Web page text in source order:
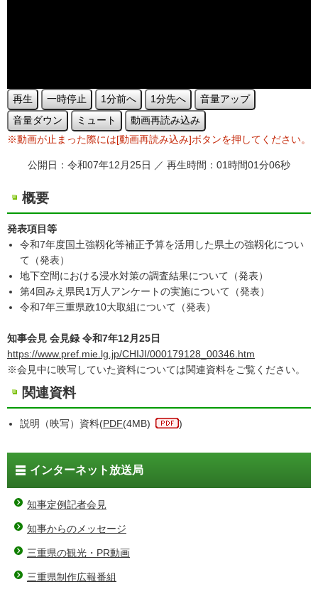
再生 一時停止 1分前へ 1分先へ
音量アップ
音量ダウン
ミュート
動画再読み込み
※動画が止まった際には[動画再読み込み]ボタンを押してください。
公開日：令和07年12月25日 ／ 再生時間：01時間01分06秒
概要
発表項目等
令和7年度国土強靱化等補正予算を活用した県土の強靱化につい
て（発表）
地下空間における浸水対策の調査結果について（発表）
第4回みえ県民1万人アンケートの実施について（発表）
令和7年三重県政10大取組について（発表）
知事会見 会見録 令和7年12月25日
https://www.pref.mie.lg.jp/CHIJI/000179128_00346.htm
※会見中に映写していた資料については関連資料をご覧ください。
関連資料
説明（映写）資料(PDF(4MB) )
インターネット放送局
知事定例記者会見
知事からのメッセージ
三重県の観光・PR動画
三重県制作広報番組